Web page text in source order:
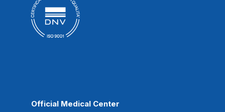
Official Medical Center